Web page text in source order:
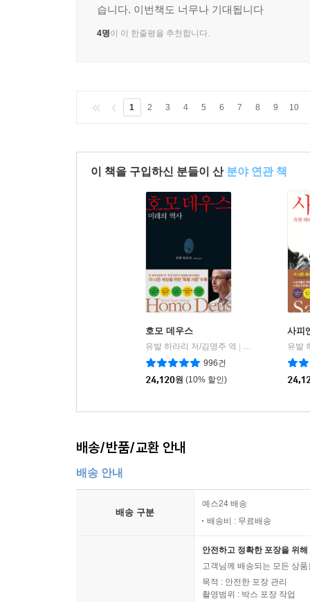
습니다. 이번책도 너무나 기대됩니다
4명이 이 한줄평을 추천합니다.
1 2 3 4 5 6 7 8 9 10
이 책을 구입하신 분들이 산 분야 연관 책
호모 데우스
유발 하라리 저/김명주 역
김영사
996건
24,120원 (10% 할인)
사피
배송/반품/교환 안내
배송 안내
배송 구분
예스24 배송
배송비 : 무료배송
안전하고 정확한 포장을 위
고객님께 배송되는 모든 상
목적 : 안전한 포장 관리
촬영범위 : 박스 포장 작업